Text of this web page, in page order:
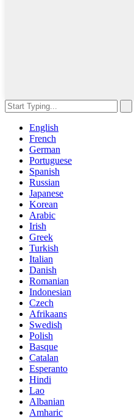
English
French
German
Portuguese
Spanish
Russian
Japanese
Korean
Arabic
Irish
Greek
Turkish
Italian
Danish
Romanian
Indonesian
Czech
Afrikaans
Swedish
Polish
Basque
Catalan
Esperanto
Hindi
Lao
Albanian
Amharic